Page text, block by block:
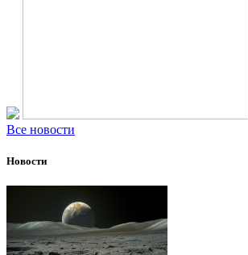
Все новости
Новости